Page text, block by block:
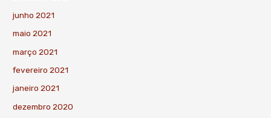
junho 2021
maio 2021
março 2021
fevereiro 2021
janeiro 2021
dezembro 2020